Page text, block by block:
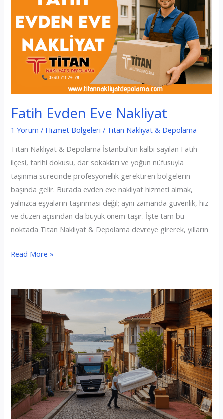
Fatih Evden Eve Nakliyat
1 Yorum / Hizmet Bölgeleri / Titan Nakliyat & Depolama
Titan Nakliyat & Depolama İstanbul’un kalbi sayılan Fatih
ilçesi, tarihi dokusu, dar sokakları ve yoğun nüfusuyla
taşınma sürecinde profesyonellik gerektiren bölgelerin
başında gelir. Burada evden eve nakliyat hizmeti almak,
yalnızca eşyaların taşınması değil; aynı zamanda güvenlik, hız
ve düzen açısından da büyük önem taşır. İşte tam bu
noktada Titan Nakliyat & Depolama devreye girerek, yılların
Fatih
Eve
Nakliyat
Read More »